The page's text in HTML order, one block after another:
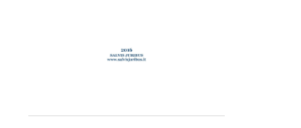
Screenshot (36)